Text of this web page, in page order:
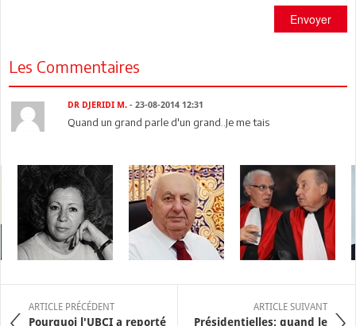
Envoyer
Les Commentaires
DR DJERIDI M. - 23-08-2014 12:31
Quand un grand parle d'un grand..Je me tais
ARTICLE PRÉCÉDENT
Pourquoi l'UBCI a reporté
ARTICLE SUIVANT
Présidentielles: quand le